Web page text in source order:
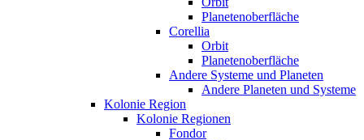
Planetenoberfläche
Corellia
Orbit
Planetenoberfläche
Andere Systeme und Planeten
Andere Planeten und Systeme
Kolonie Region
Kolonie Regionen
Fondor